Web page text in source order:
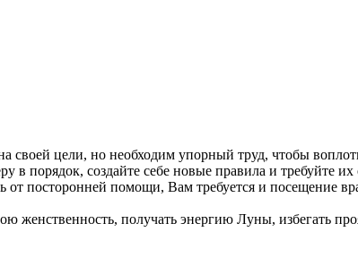
своей цели, но необходим упорный труд, чтобы
в порядок, создайте себе новые правила и требуйте
от посторонней помощи, Вам требуется и
женственность, получать энергию Луны, избегать